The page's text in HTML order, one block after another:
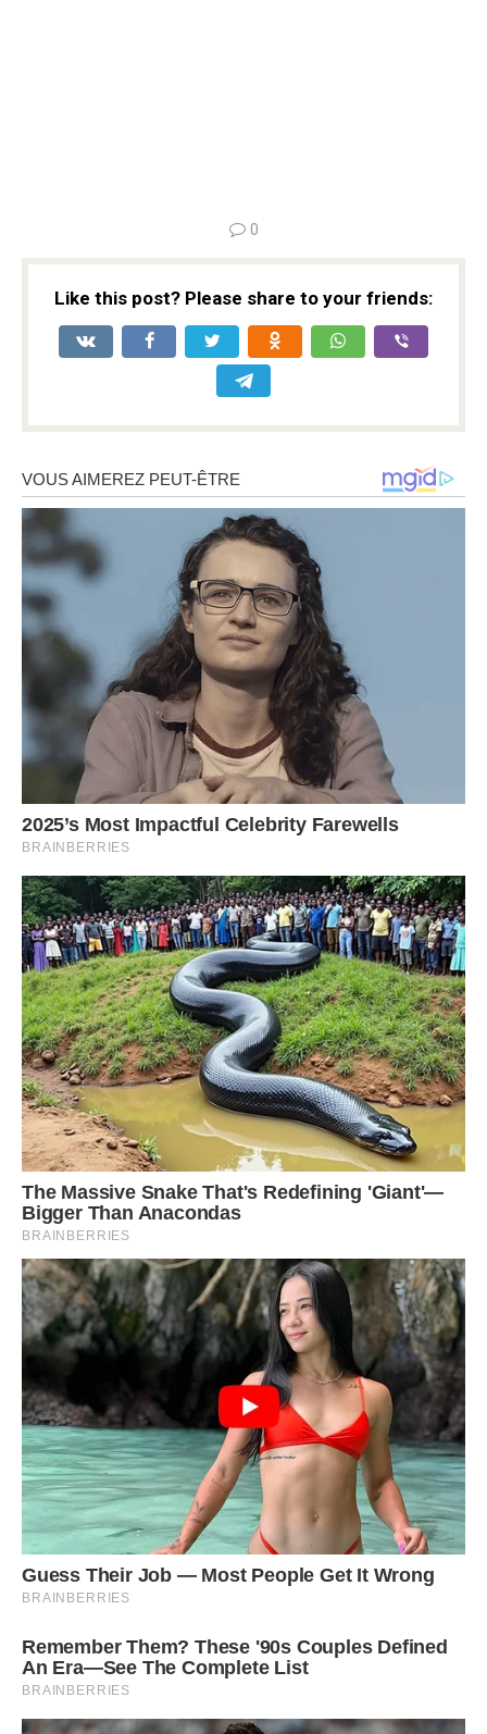
0
Like this post? Please share to your friends: